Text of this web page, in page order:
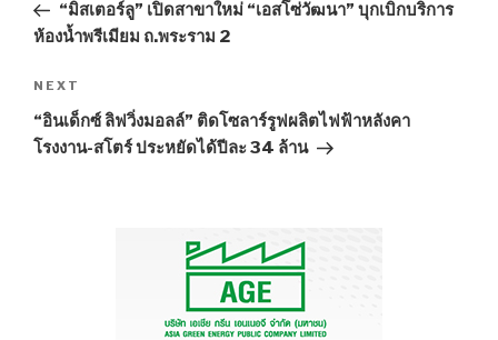
Post“มิสเตอร์ลู” เปิดสาขาใหม่ “เอสโซ่วัฒนา” บุกเบิกบริการ
ห้องน้ำพรีเมียม ถ.พระราม 2
Next
Post
NEXT
“อินเด็กซ์ ลิฟวิ่งมอลล์” ติดโซลาร์รูฟผลิตไฟฟ้าหลังคา
โรงงาน-สโตร์ ประหยัดได้ปีละ 34 ล้าน